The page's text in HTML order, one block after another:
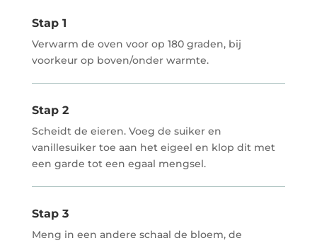
Stap 1
Verwarm de oven voor op 180 graden, bij
voorkeur op boven/onder warmte.
Stap 2
Scheidt de eieren. Voeg de suiker en
vanillesuiker toe aan het eigeel en klop dit met
een garde tot een egaal mengsel.
Stap 3
Meng in een andere schaal de bloem, de